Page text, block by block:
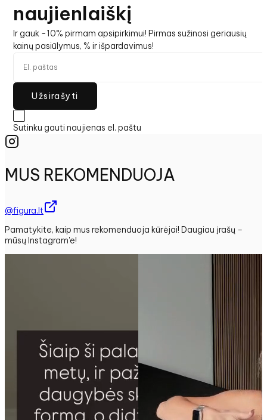
naujienlaiškį
Ir gauk -10% pirmam apsipirkimui! Pirmas sužinosi geriausių
kainų pasiūlymus, % ir išpardavimus!
Užsirašyti
Sutinku gauti naujienas el. paštu
MUS REKOMENDUOJA
@figura.lt
Pamatykite, kaip mus rekomenduoja kūrėjai! Daugiau įrašų –
mūsų Instagram'e!